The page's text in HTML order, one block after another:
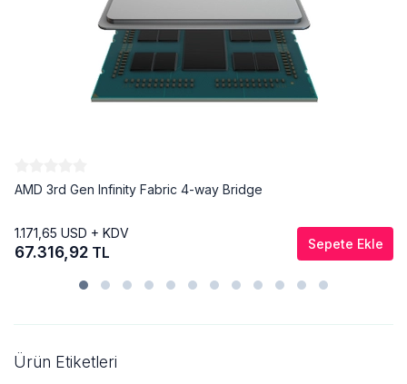
AMD 3rd Gen Infinity Fabric 4-way Bridge
1.171,65 USD + KDV
67.316,92 TL Sepete Ekle
Ürün Etiketleri